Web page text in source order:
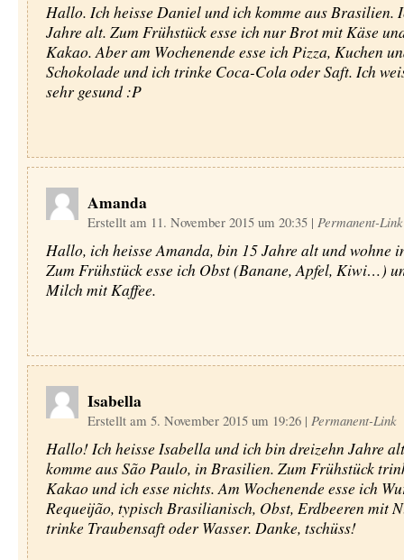
Hallo. Ich heisse Daniel und ich komme aus Brasilien.
Jahre alt. Zum Frühstück esse ich nur Brot mit Käse
Kakao. Aber am Wochenende esse ich Pizza, Kuchen
Schokolade und ich trinke Coca-Cola oder Saft. Ich
sehr gesund :P
Amanda
Erstellt am 11. November 2015 um 20:35 | Permanent-Link
Hallo, ich heisse Amanda, bin 15 Jahre alt und wohne
Zum Frühstück esse ich Obst (Banane, Apfel, Kiwi…)
Milch mit Kaffee.
Isabella
Erstellt am 5. November 2015 um 19:26 | Permanent-Link
Hallo! Ich heisse Isabella und ich bin dreizehn Jahre
komme aus São Paulo, in Brasilien. Zum Frühstück
Kakao und ich esse nichts. Am Wochenende esse ich
Requeijão, typisch Brasilianisch, Obst, Erdbeeren mit
trinke Traubensaft oder Wasser. Danke, tschüss!